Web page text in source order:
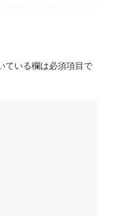
ている欄は必須項目で